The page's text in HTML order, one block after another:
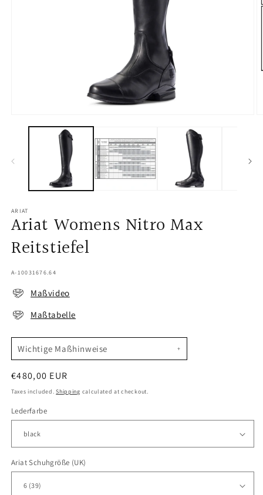
media
ARIAT
Ariat Womens Nitro Max
Reitstiefel
SKU:
A-10031676.64
Maßvideo
Maßtabelle
Wichtige Maßhinweise
Regular
price
€480,00 EUR
Taxes included.Shipping calculated at checkout.
Lederfarbe
Ariat Schuhgröße (UK)